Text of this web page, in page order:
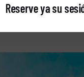
Reserve ya su